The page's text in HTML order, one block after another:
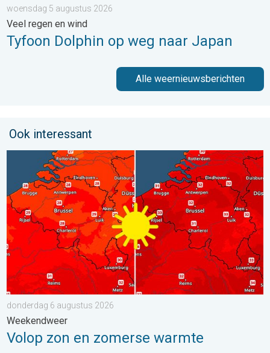
woensdag 5 augustus 2026
Veel regen en wind
Tyfoon Dolphin op weg naar Japan
Alle weernieuwsberichten
Ook interessant
Volop zon en zomerse warmte. Weekendweer. . . donderdag
donderdag 6 augustus 2026
Weekendweer
Volop zon en zomerse warmte